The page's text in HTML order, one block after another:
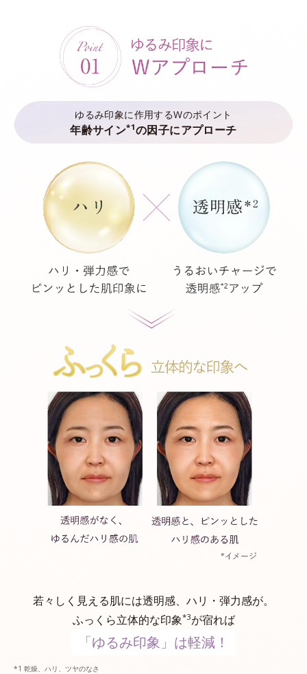
ゆるみ印象に作用するWのポイント
年齢サイン*1の因子にアプローチ
若々しく見える肌には透明感、ハリ・弾力感が。
ふっくら立体的な印象*3が宿れば
「ゆるみ印象」は軽減！
乾燥、ハリ、ツヤのなさ